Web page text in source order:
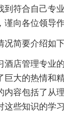
到符合自己专
谨向各位领导
况简要介绍如下
酒店管理专业
巨大的热情和
内容包括了从
这些知识的学